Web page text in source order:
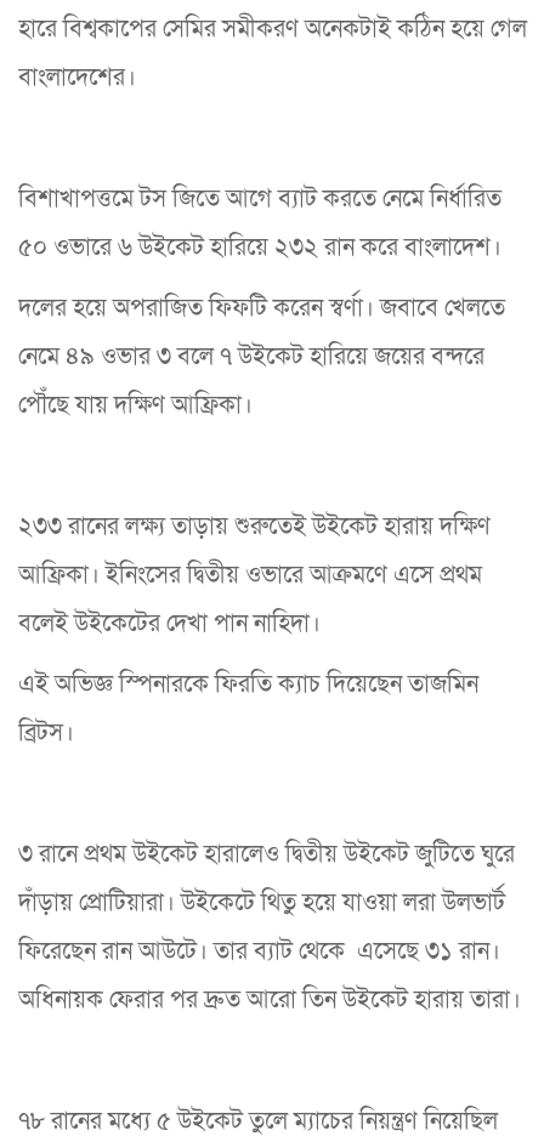
হারে বিশ্বকাপের সেমির সমীকরণ অনেকটাই কঠিন হয়ে গেল
বাংলাদেশের।
বিশাখাপত্তমে টস জিতে আগে ব্যাট করতে নেমে নির্ধারিত
৫০ ওভারে ৬ উইকেট হারিয়ে ২৩২ রান করে বাংলাদেশ।
দলের হয়ে অপরাজিত ফিফটি করেন স্বর্ণা। জবাবে খেলতে
নেমে ৪৯ ওভার ৩ বলে ৭ উইকেট হারিয়ে জয়ের বন্দরে
পৌঁছে যায় দক্ষিণ আফ্রিকা।
২৩৩ রানের লক্ষ্য তাড়ায় শুরুতেই উইকেট হারায় দক্ষিণ
আফ্রিকা। ইনিংসের দ্বিতীয় ওভারে আক্রমণে এসে প্রথম
বলেই উইকেটের দেখা পান নাহিদা।
এই অভিজ্ঞ স্পিনারকে ফিরতি ক্যাচ দিয়েছেন তাজমিন
ব্রিটস।
৩ রানে প্রথম উইকেট হারালেও দ্বিতীয় উইকেট জুটিতে ঘুরে
দাঁড়ায় প্রোটিয়ারা। উইকেটে থিতু হয়ে যাওয়া লরা উলভার্ট
ফিরেছেন রান আউটে। তার ব্যাট থেকে এসেছে ৩১ রান।
অধিনায়ক ফেরার পর দ্রুত আরো তিন উইকেট হারায় তারা।
৭৮ রানের মধ্যে ৫ উইকেট তুলে ম্যাচের নিয়ন্ত্রণ নিয়েছিল